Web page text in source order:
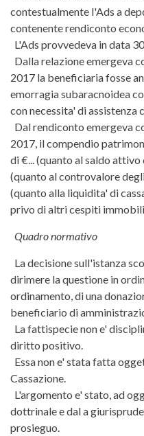
contestualmente l'Ads a
contenente rendiconto
L'Ads provvedeva in data
Dalla relazione emergeva
2017 la beneficiaria fosse
emorragia subaracnoidea
con necessita' di assistenza
Dal rendiconto emergeva
2017, il compendio
di €... (quanto al saldo
(quanto al controvalore
(quanto alla liquidita' di
privo di altri cespiti
Quadro normativo
La decisione sull'istanza
dirimere la questione in
ordinamento, di una
beneficiario di
La fattispecie non e'
diritto positivo.
Essa non e' stata fatta
Cassazione.
L'argomento e' stato, ad
dottrinale e dal a
prosieguo.